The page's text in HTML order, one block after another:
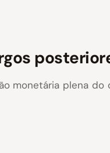
monetária plena